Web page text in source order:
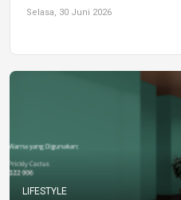
Selasa, 30 Juni 2026
LIFESTYLE